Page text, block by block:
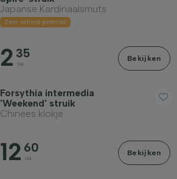
Japanse Kardinaalsmuts
Zeer scherp geprijsd
2 35
va
Bekijken
Forsythia intermedia
'Weekend' struik
Chinees klokje
12 60
va
Bekijken